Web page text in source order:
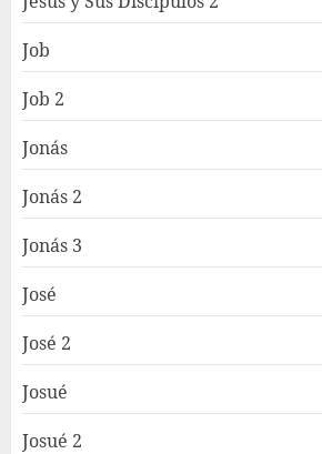
Job
Job 2
Jonás
Jonás 2
Jonás 3
José
José 2
Josué
Josué 2